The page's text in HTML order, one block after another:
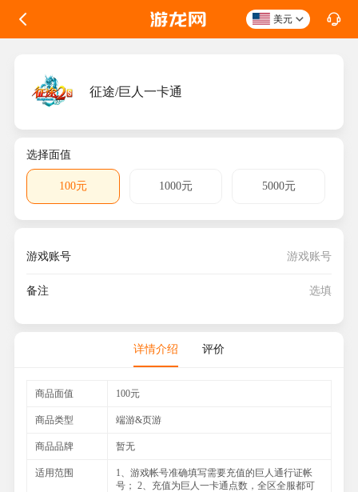
美元
征途/巨人一卡通
选择面值
100元 1000元 5000元
游戏账号
备注
详情介绍 评价
商品面值 100元
商品类型 端游&页游
商品品牌 暂无
适用范围
1、游戏帐号准确填写需要充值的巨人通行证帐
号； 2、充值为巨人一卡通点数，全区全服都可